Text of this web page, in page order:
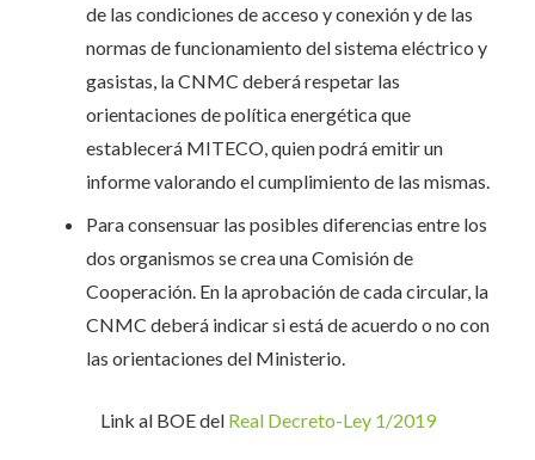
de las condiciones de acceso y conexión y de las
normas de funcionamiento del sistema eléctrico y
gasistas, la CNMC deberá respetar las
orientaciones de política energética que
establecerá MITECO, quien podrá emitir un
informe valorando el cumplimiento de las mismas.
Para consensuar las posibles diferencias entre los
dos organismos se crea una Comisión de
Cooperación. En la aprobación de cada circular, la
CNMC deberá indicar si está de acuerdo o no con
las orientaciones del Ministerio.
Link al BOE del Real Decreto-Ley 1/2019